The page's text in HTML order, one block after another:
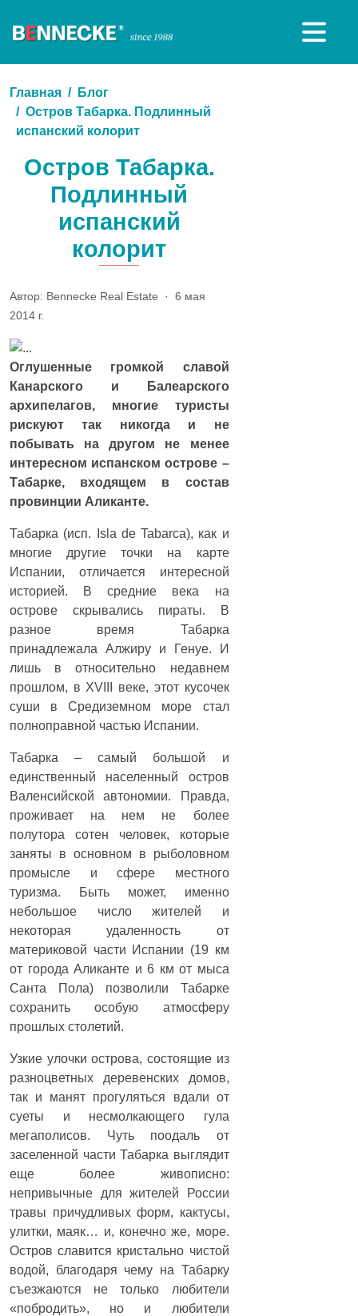
Главная
Блог
Остров Табарка. Подлинный
испанский колорит
Остров Табарка.
Подлинный
испанский
колорит
Автор: Bennecke Real Estate · 6 мая
2014 г.
Оглушенные громкой славой
Канарского и Балеарского
архипелагов, многие туристы
рискуют так никогда и не
побывать на другом не менее
интересном испанском острове –
Табарке, входящем в состав
провинции Аликанте.
Табарка (исп. Isla de Tabarca), как и
многие другие точки на карте
Испании, отличается интересной
историей. В средние века на
острове скрывались пираты. В
разное время Табарка
принадлежала Алжиру и Генуе. И
лишь в относительно недавнем
прошлом, в XVIII веке, этот кусочек
суши в Средиземном море стал
полноправной частью Испании.
Табарка – самый большой и
единственный населенный остров
Валенсийской автономии. Правда,
проживает на нем не более
полутора сотен человек, которые
заняты в основном в рыболовном
промысле и сфере местного
туризма. Быть может, именно
небольшое число жителей и
некоторая удаленность от
материковой части Испании (19 км
от города Аликанте и 6 км от мыса
Санта Пола) позволили Табарке
сохранить особую атмосферу
прошлых столетий.
Узкие улочки острова, состоящие из
разноцветных деревенских домов,
так и манят прогуляться вдали от
суеты и несмолкающего гула
мегаполисов. Чуть поодаль от
заселенной части Табарка выглядит
еще более живописно:
непривычные для жителей России
травы причудливых форм, кактусы,
улитки, маяк… и, конечно же, море.
Остров славится кристально чистой
водой, благодаря чему на Табарку
съезжаются не только любители
«побродить», но и любители